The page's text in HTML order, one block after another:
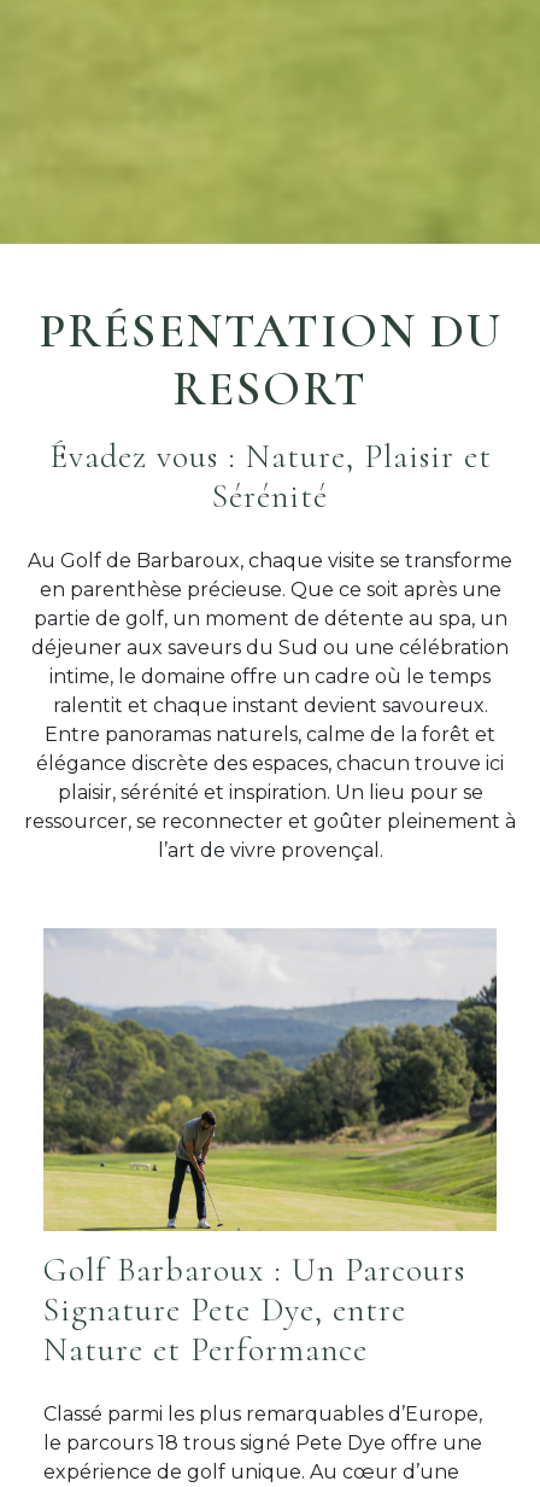
PRÉSENTATION DU
RESORT
Évadez vous : Nature, Plaisir et
Sérénité
Au Golf de Barbaroux, chaque visite se transforme
en parenthèse précieuse. Que ce soit après une
partie de golf, un moment de détente au spa, un
déjeuner aux saveurs du Sud ou une célébration
intime, le domaine offre un cadre où le temps
ralentit et chaque instant devient savoureux.
Entre panoramas naturels, calme de la forêt et
élégance discrète des espaces, chacun trouve ici
plaisir, sérénité et inspiration. Un lieu pour se
ressourcer, se reconnecter et goûter pleinement à
l’art de vivre provençal.
Golf Barbaroux : Un Parcours
Signature Pete Dye, entre
Nature et Performance
Classé parmi les plus remarquables d’Europe,
le parcours 18 trous signé Pete Dye offre une
expérience de golf unique. Au cœur d’une